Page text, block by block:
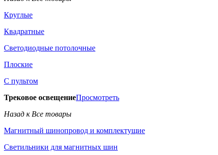
Круглые
Квадратные
Светодиодные потолочные
Плоские
С пультом
Трековое освещениеПросмотреть
Назад к Все товары
Магнитный шинопровод и комплектущие
Светильники для магнитных шин